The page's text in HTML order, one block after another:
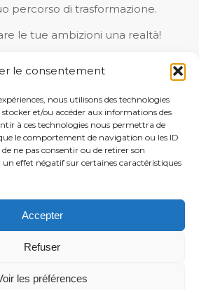
le consentement
nous utilisons des technologies
stocker et/ou accéder aux informations des
à ces technologies nous permettra de
le comportement de navigation ou les ID
ne pas consentir ou de retirer son
effet négatif sur certaines caractéristiques
Accepter
Refuser
les préférences
percorso di trasformazione.
le tue ambizioni una realtà!
013
call insieme
Steichen 2540 Neudorf-Weimershof -